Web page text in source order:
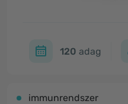
120 adag
immunrendszer